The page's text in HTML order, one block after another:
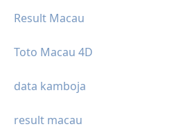
Result Macau
Toto Macau 4D
data kamboja
result macau